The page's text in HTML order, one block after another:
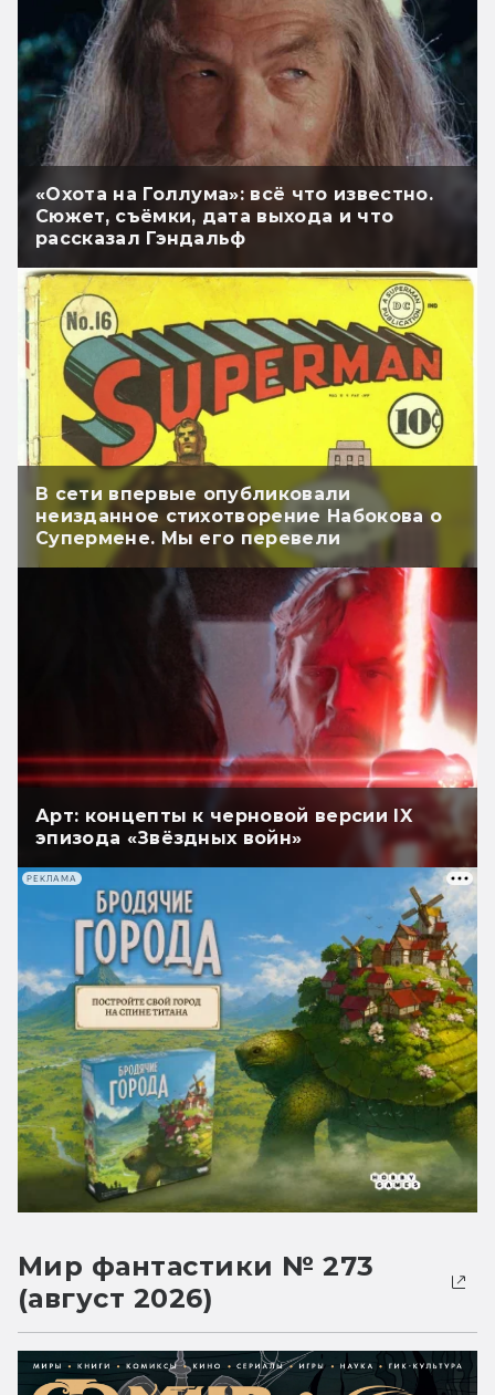
«Охота на Голлума»: всё что известно.
Сюжет, съёмки, дата выхода и что
рассказал Гэндальф
В сети впервые опубликовали
неизданное стихотворение Набокова о
Супермене. Мы его перевели
Арт: концепты к черновой версии IX
эпизода «Звёздных войн»
РЕКЛАМА
Мир фантастики № 273
(август 2026)